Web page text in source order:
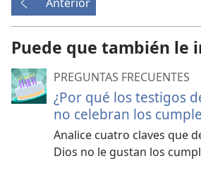
Puede que también le
PREGUNTAS FRECUENTES
¿Por qué los testigos
no celebran los
Analice cuatro claves que
Dios no le gustan los